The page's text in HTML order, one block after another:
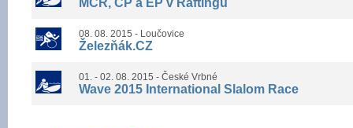
MČR, ČP a EP v Raftingu
08. 08. 2015 - Loučovice
Železňák.CZ
01. - 02. 08. 2015 - České Vrbné
Wave 2015 International Slalom Race